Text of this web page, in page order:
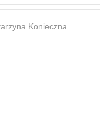
Konieczna